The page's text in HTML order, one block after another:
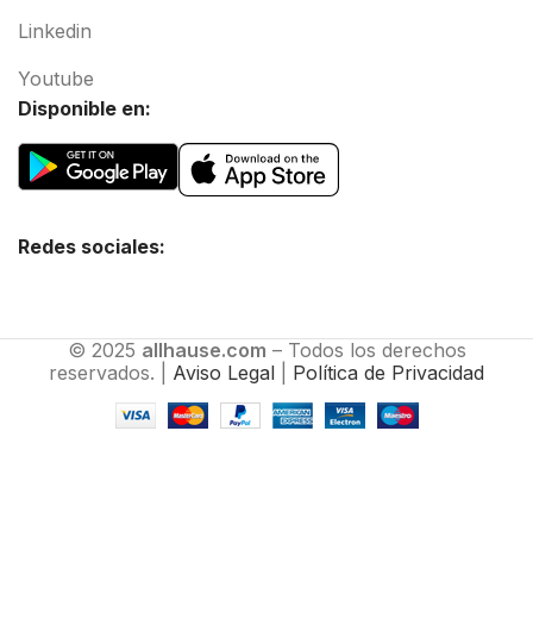
Linkedin
Youtube
Disponible en:
Redes sociales:
© 2025 allhause.com – Todos los derechos
reservados. | Aviso Legal Política de Privacidad